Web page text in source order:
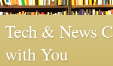
Tech & News
with You